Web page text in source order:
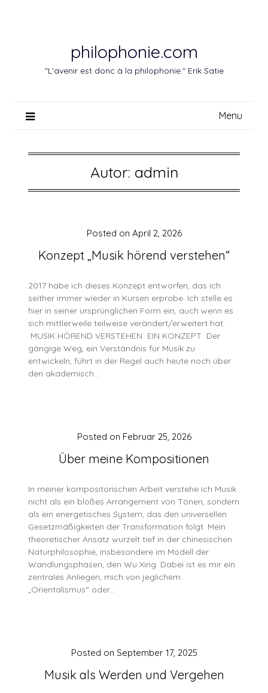
philophonie.com
"L'avenir est donc à la philophonie." Erik Satie
Menu
Autor: admin
Konzept „Musik hörend verstehen“
Posted on April 2, 2026
2017 habe ich dieses Konzept entworfen, das ich
seither immer wieder in Kursen erprobe. Ich stelle es
hier in seiner ursprünglichen Form ein, auch wenn es
sich mittlerweile teilweise verändert/erweitert hat.
MUSIK HÖREND VERSTEHEN EIN KONZEPT Der
gängige Weg, ein Verständnis für Musik zu
entwickeln, führt in der Regel auch heute noch über
den akademisch…
Über meine Kompositionen
Posted on Februar 25, 2026
In meiner kompositorischen Arbeit verstehe ich Musik
nicht als ein bloßes Arrangement von Tönen, sondern
als ein energetisches System, das den universellen
Gesetzmäßigkeiten der Transformation folgt. Mein
theoretischer Ansatz wurzelt tief in der chinesischen
Naturphilosophie, insbesondere im Modell der
Wandlungsphasen, den Wu Xing. Dabei ist es mir ein
zentrales Anliegen, mich von jeglichem
„Orientalismus“ oder…
Musik als Werden und Vergehen
Posted on September 17, 2025